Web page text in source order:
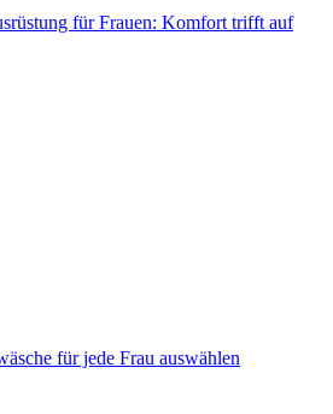
für Frauen: Komfort trifft auf
für jede Frau auswählen